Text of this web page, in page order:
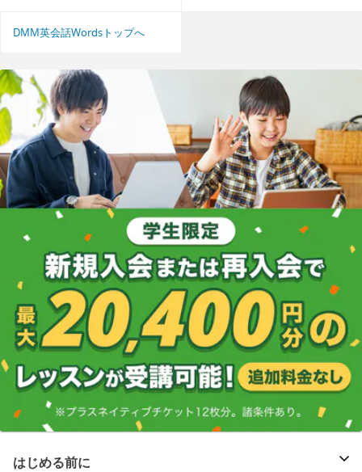
DMM英会話Wordsトップへ
はじめる前に